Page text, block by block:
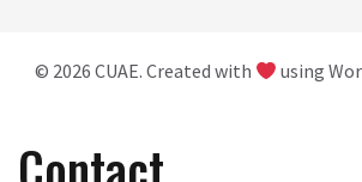
© 2026 CUAE. Created with using